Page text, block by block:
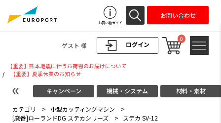
ログイン
ゲスト 様
0
お買い物ガイド
お問い合わせ
【重要】熊本地震に伴うお荷物のお届けについて
/
【重要】夏季休業のお知らせ
キャンペーン 機械・システム 材料・素材
カテゴリ > 小型カッティングマシン
>
[廃番]ローランドDG ステカシリーズ
> ステカ SV-12